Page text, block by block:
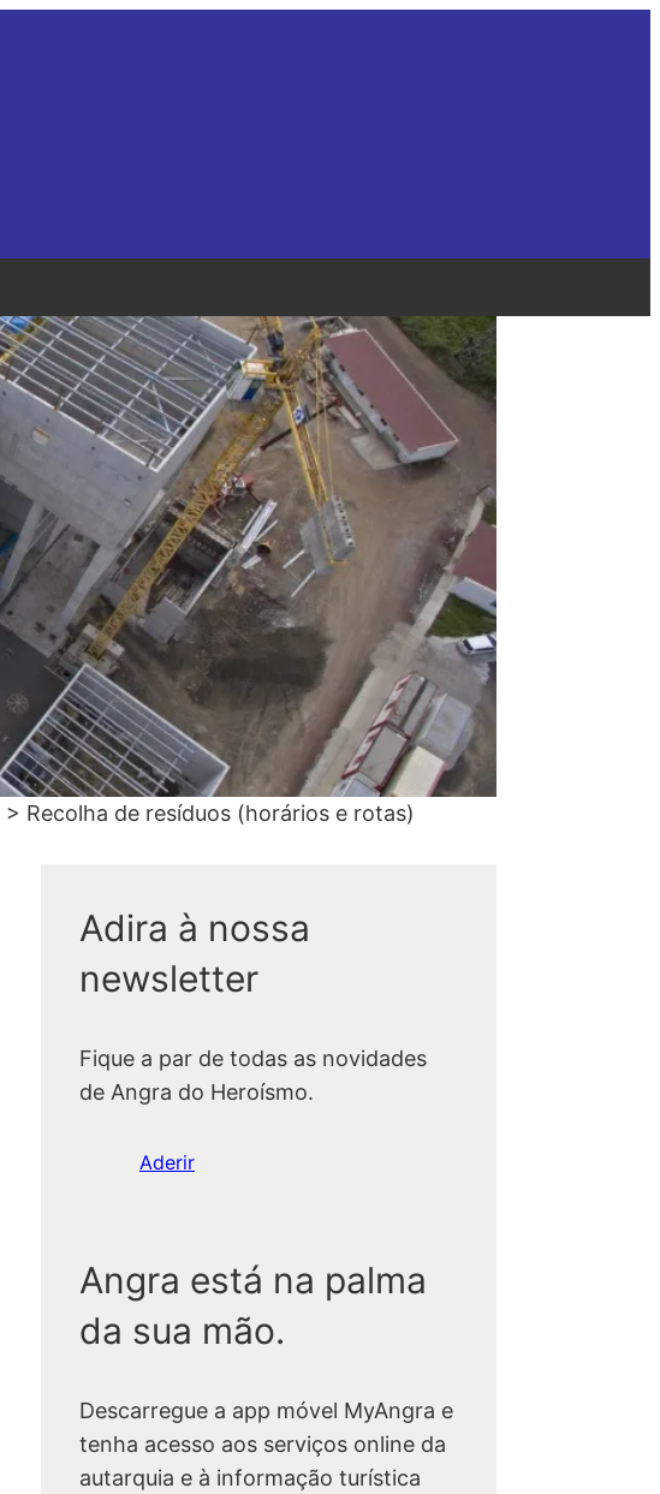
> Recolha de resíduos (horários e rotas)
Adira à nossa
newsletter
Fique a par de todas as novidades
de Angra do Heroísmo.
Aderir
Angra está na palma
da sua mão.
Descarregue a app móvel MyAngra e
tenha acesso aos serviços online da
autarquia e à informação turística